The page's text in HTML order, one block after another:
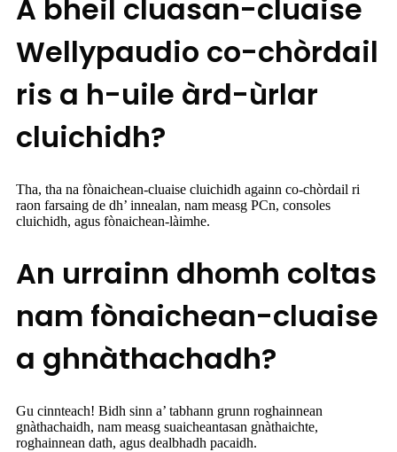
A bheil cluasan-cluaise
Wellypaudio co-chòrdail
ris a h-uile àrd-ùrlar
cluichidh?
Tha, tha na fònaichean-cluaise cluichidh againn co-chòrdail ri
raon farsaing de dh’ innealan, nam measg PCn, consoles
cluichidh, agus fònaichean-làimhe.
An urrainn dhomh coltas
nam fònaichean-cluaise
a ghnàthachadh?
Gu cinnteach! Bidh sinn a’ tabhann grunn roghainnean
gnàthachaidh, nam measg suaicheantasan gnàthaichte,
roghainnean dath, agus dealbhadh pacaidh.